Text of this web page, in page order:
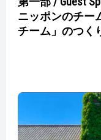
ニッポンのチー
チーム」のつく